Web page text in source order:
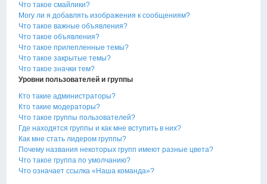
Что такое смайлики?
Могу ли я добавлять изображения к сообщениям?
Что такое важные объявления?
Что такое объявления?
Что такое прилепленные темы?
Что такое закрытые темы?
Что такое значки тем?
Уровни пользователей и группы
Кто такие администраторы?
Кто такие модераторы?
Что такое группы пользователей?
Где находятся группы и как мне вступить в них?
Как мне стать лидером группы?
Почему названия некоторых групп имеют разные цвета?
Что такое группа по умолчанию?
Что означает ссылка «Наша команда»?